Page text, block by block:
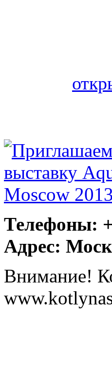
Телефоны:
Адрес:
Внимание!